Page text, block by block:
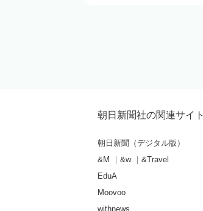
朝日新聞社の関連サイト
朝日新聞（デジタル版）
&M
&w
&Travel
EduA
Moovoo
withnews